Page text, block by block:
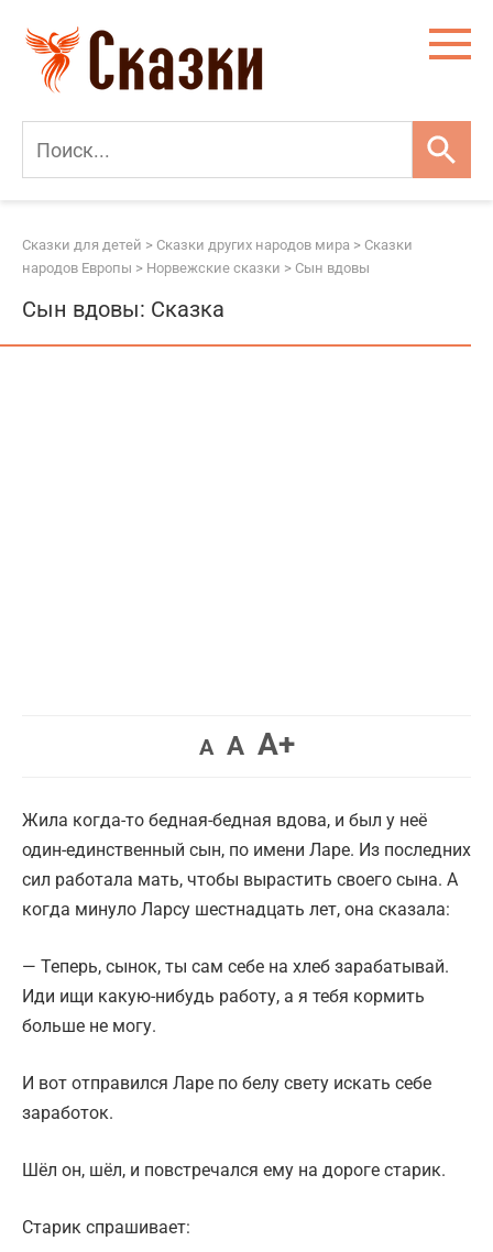
контенту
Сказки для детей > Сказки других народов мира > Сказки
народов Европы > Норвежские сказки > Сын вдовы
Сын вдовы: Сказка
AУменьшить
AВернуть
A+Увеличить
Жила когда-то бедная-бедная вдова, и был у неё
один-единственный сын, по имени Ларе. Из последних
сил работала мать, чтобы вырастить своего сына. А
когда минуло Ларсу шестнадцать лет, она сказала:
— Теперь, сынок, ты сам себе на хлеб зарабатывай.
Иди ищи какую-нибудь работу, а я тебя кормить
больше не могу.
И вот отправился Ларе по белу свету искать себе
заработок.
Шёл он, шёл, и повстречался ему на дороге старик.
Старик спрашивает: